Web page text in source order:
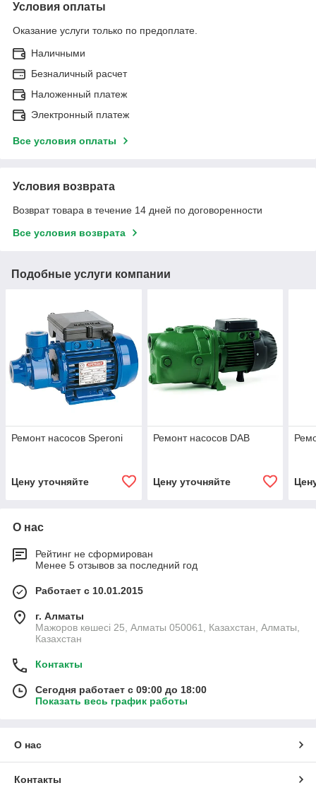
Условия оплаты
Оказание услуги только по предоплате.
Наличными
Безналичный расчет
Наложенный платеж
Электронный платеж
Все условия оплаты
Условия возврата
Возврат товара в течение 14 дней по договоренности
Все условия возврата
Подобные услуги компании
Ремонт насосов Speroni
Цену уточняйте
Ремонт насосов DAB
Цену уточняйте
О нас
Рейтинг не сформирован
Менее 5 отзывов за последний год
Работает с 10.01.2015
г. Алматы
Мажоров көшесі 25, Алматы 050061, Казахстан, Алматы,
Казахстан
Контакты
Сегодня работает с 09:00 до 18:00
Показать весь график работы
О нас
Контакты